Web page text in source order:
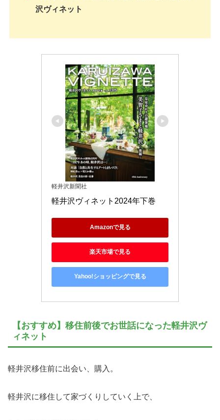
沢ヴィネット
軽井沢新聞社
軽井沢ヴィネット2024年下巻
Amazonで見る
楽天市場で見る
Yahoo!ショッピングで見る
【おすすめ】移住前後でお世話になった軽井沢ヴ
ィネット
軽井沢移住前に出会い、購入。
軽井沢に移住して家づくりしていく上で、